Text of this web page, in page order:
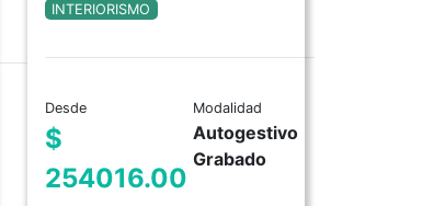
INTERIORISMO
Desde
$
254016.00
Modalidad
Autogestivo
Grabado